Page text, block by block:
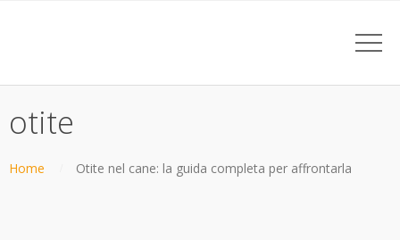
otite
Home Otite nel cane: la guida completa per affrontarla